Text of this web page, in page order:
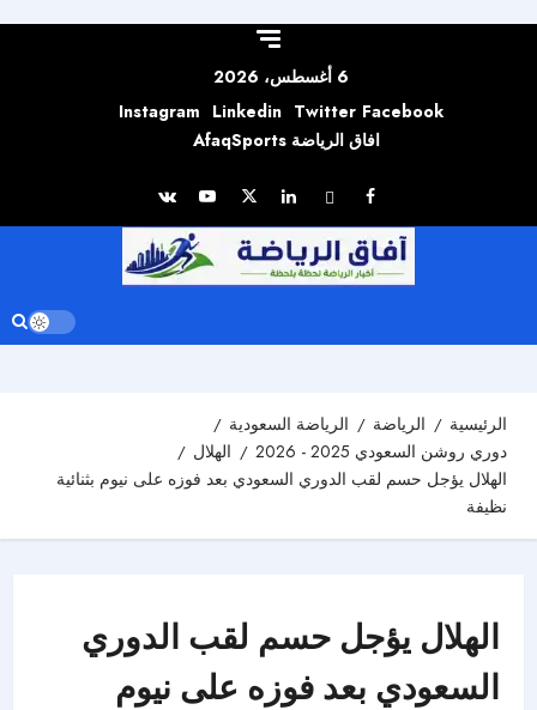
6 أغسطس، 2026
Facebook
Twitter
Linkedin
Instagram
افاق الرياضة AfaqSports
الرئيسية الرياضة
الرياضة السعودية
دوري روشن السعودي 2025 - 2026
الهلال
الهلال يؤجل حسم لقب الدوري السعودي بعد فوزه على نيوم بثنائية
نظيفة
الهلال يؤجل حسم لقب الدوري
السعودي بعد فوزه على نيوم